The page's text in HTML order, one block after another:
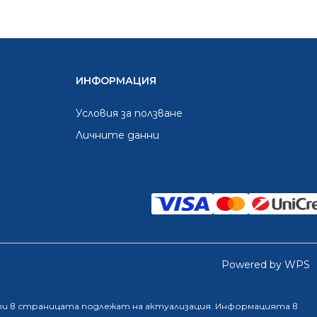
ИНФОРМАЦИЯ
Условия за ползване
Личните данни
Powered by WPS
в страницата подлежат на актуализация. Информацията в